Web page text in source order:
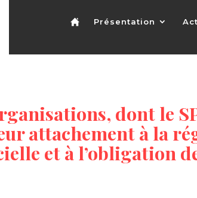
Présentation
dont le
attachement à la
et à l’obligation